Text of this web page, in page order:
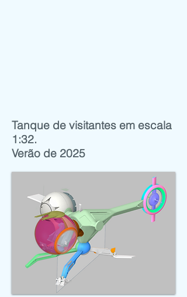
Tanque de visitantes em escala
1:32.
Verão de 2025